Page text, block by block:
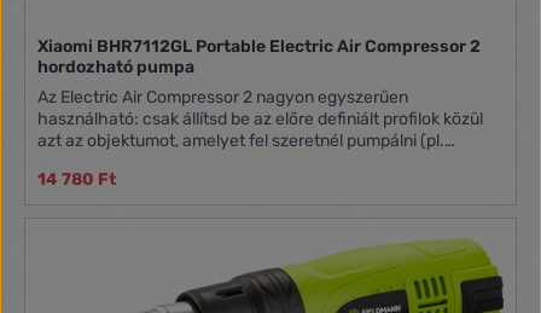
Xiaomi BHR7112GL Portable Electric Air Compressor 2
hordozható pumpa
Az Electric Air Compressor 2 nagyon egyszerűen
használható: csak állítsd be az előre definiált profilok közül
azt az objektumot, amelyet fel szeretnél pumpálni (pl.
szintre, és nyomd meg a gombot – a kompresszor felfújja az
abroncsot és automatikusan leáll, ahogy a beállított nyomást
alacsony, vagy túl nagy a nyomás a kerékben.
Digitális abroncsnyomás érzékelés Beépített akkumulátor és
14 780 Ft